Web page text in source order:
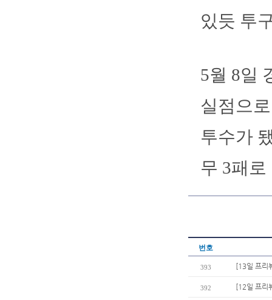
있듯 투
5월 8일
실점으
투수가
무 3패
번호
393 [13일 프리
392 [12일 프리